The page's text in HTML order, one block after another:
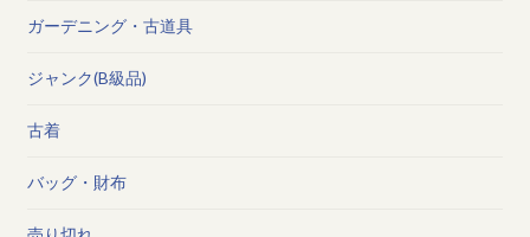
ガーデニング・古道具
ジャンク(B級品)
古着
バッグ・財布